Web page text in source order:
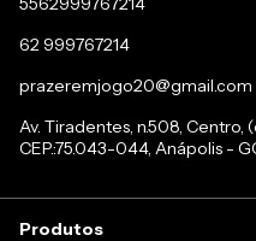
62 999767214
prazeremjogo20@gmail.com
Av. Tiradentes, n.508,
CEP.:75.043-044, Anápolis -
Produtos